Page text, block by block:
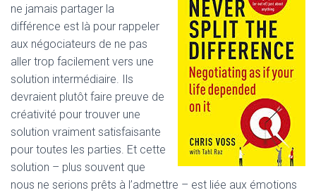
ne jamais partager la
différence est là pour rappeler
aux négociateurs de ne pas
aller trop facilement vers une
solution intermédiaire. Ils
devraient plutôt faire preuve de
créativité pour trouver une
solution vraiment satisfaisante
pour toutes les parties. Et cette
solution – plus souvent que
nous ne serions prêts à l’admettre – est liée aux émotions